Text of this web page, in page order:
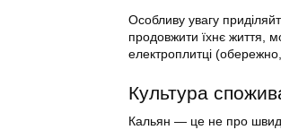
Особливу увагу
продовжити їхнє життя,
електроплитці
Культура
Кальян — це не про